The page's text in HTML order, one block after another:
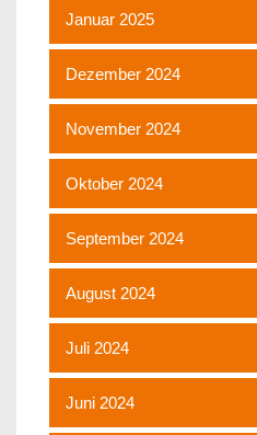
Januar 2025
Dezember 2024
November 2024
Oktober 2024
September 2024
August 2024
Juli 2024
Juni 2024